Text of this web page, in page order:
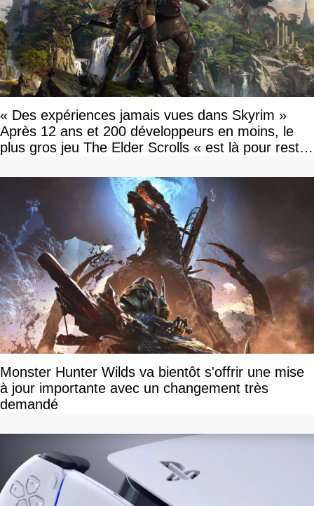
« Des expériences jamais vues dans Skyrim »
Après 12 ans et 200 développeurs en moins, le
plus gros jeu The Elder Scrolls « est là pour rester
Monster Hunter Wilds va bientôt s'offrir une mise
à jour importante avec un changement très
demandé